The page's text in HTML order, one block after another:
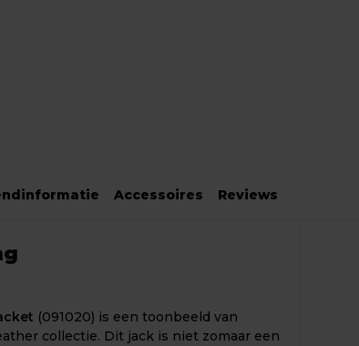
Accessoires Reviews
(091020) is een toonbeeld van
collectie. Dit jack is niet zomaar een